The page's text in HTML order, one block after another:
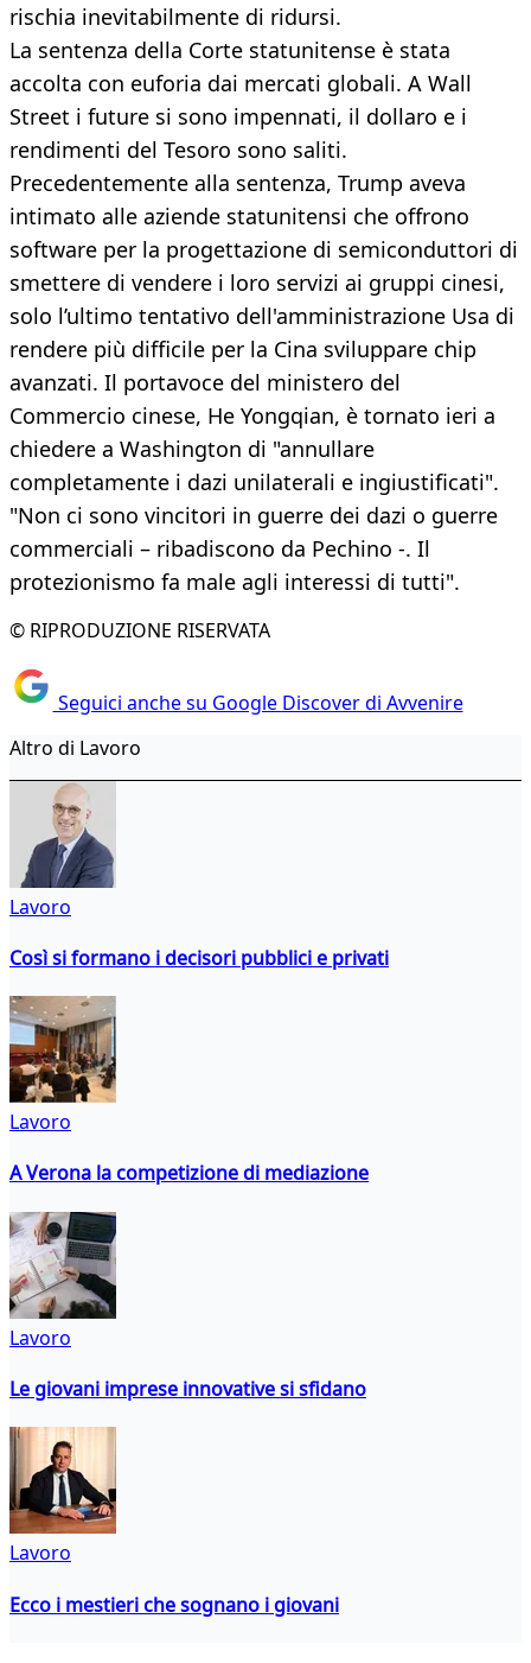
rischia inevitabilmente di ridursi.
La sentenza della Corte statunitense è stata
accolta con euforia dai mercati globali. A Wall
Street i future si sono impennati, il dollaro e i
rendimenti del Tesoro sono saliti.
Precedentemente alla sentenza, Trump aveva
intimato alle aziende statunitensi che offrono
software per la progettazione di semiconduttori di
smettere di vendere i loro servizi ai gruppi cinesi,
solo l’ultimo tentativo dell'amministrazione Usa di
rendere più difficile per la Cina sviluppare chip
avanzati. Il portavoce del ministero del
Commercio cinese, He Yongqian, è tornato ieri a
chiedere a Washington di "annullare
completamente i dazi unilaterali e ingiustificati".
"Non ci sono vincitori in guerre dei dazi o guerre
commerciali – ribadiscono da Pechino -. Il
protezionismo fa male agli interessi di tutti".
© RIPRODUZIONE RISERVATA
Seguici anche su Google Discover di Avvenire
Altro di Lavoro
Lavoro
Così si formano i decisori pubblici e privati
Lavoro
A Verona la competizione di mediazione
Lavoro
Le giovani imprese innovative si sfidano
Lavoro
Ecco i mestieri che sognano i giovani